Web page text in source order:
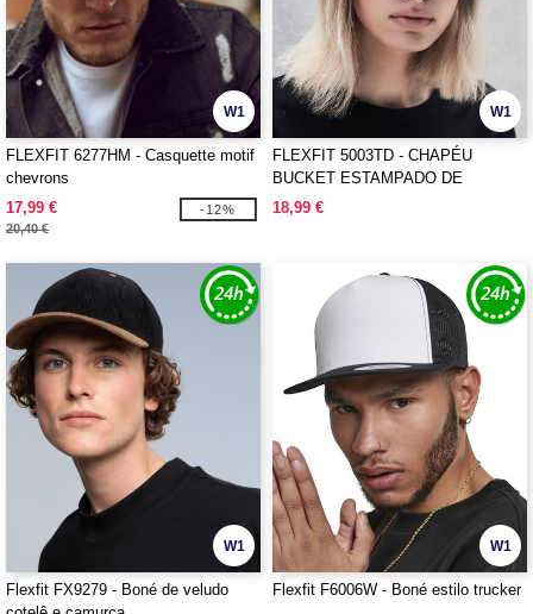
W1
FLEXFIT 6277HM - Casquette motif
chevrons
17,99 €
20,40 €
-12%
W1
FLEXFIT 5003TD - CHAPÉU
BUCKET ESTAMPADO DE
FESTIVAL
18,99 €
W1
Flexfit FX9279 - Boné de veludo
W1
Flexfit F6006W - Boné estilo trucker